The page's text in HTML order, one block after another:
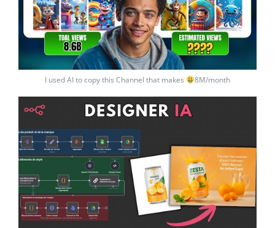
I used AI to copy this Channel that makes 8M/month